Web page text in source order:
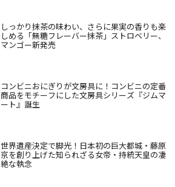
しっかり抹茶の味わい、さらに果実の香りも楽
しめる「無糖フレーバー抹茶」ストロベリー、
マンゴー新発売
コンビニおにぎりが文房具に！コンビニの定番
商品をモチーフにした文房具シリーズ『ジムマ
ート』誕生
世界遺産決定で脚光！日本初の巨大都城・藤原
京を創り上げた知られざる女帝・持統天皇の凄
絶な執念